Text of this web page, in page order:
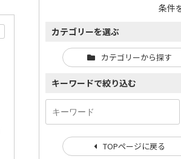
条件
カテゴリーを選ぶ
カテゴリーから探す
キーワードで絞り込む
TOPページに戻る